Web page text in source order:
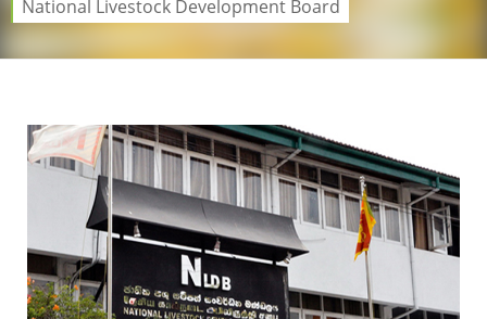
National Livestock Development Board